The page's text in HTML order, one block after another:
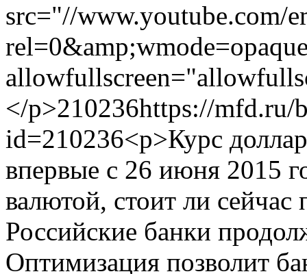
src="//www.youtube.com/
</p>210236https://mfd.ru/
id=210236<p>Курс
впервые с 26 июня 2015
валютой, стоит ли
Российские банки
Оптимизация позволит